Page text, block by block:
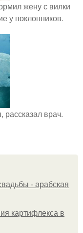
жену с вилки
у поклонников.
рассказал врач.
- арабская
картифлекса в